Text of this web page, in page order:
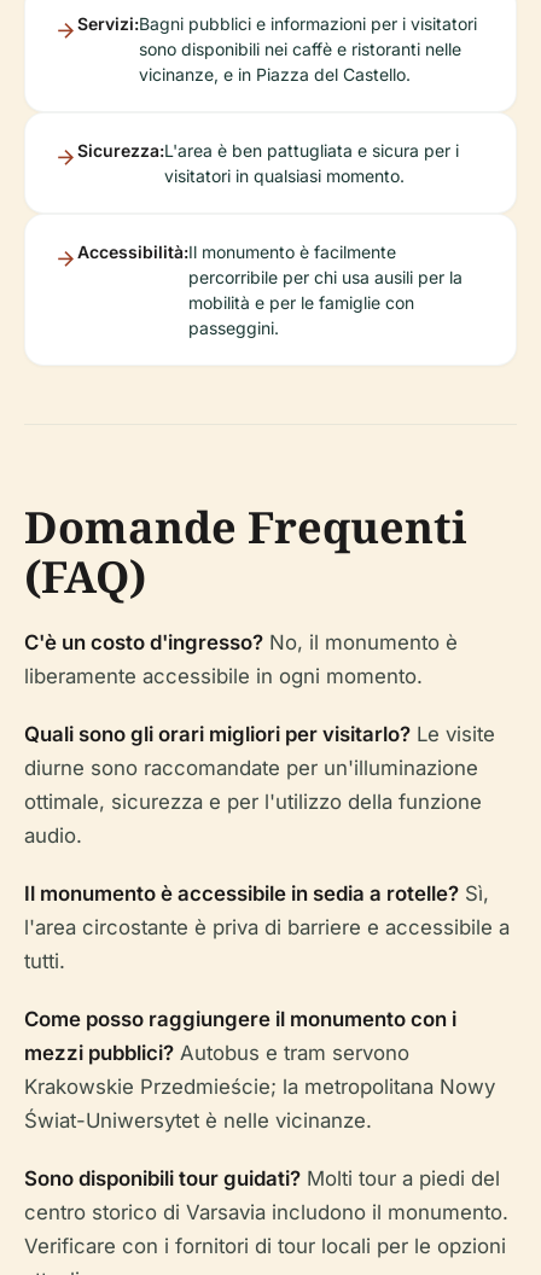
Servizi:Bagni pubblici e informazioni per i visitatori
sono disponibili nei caffè e ristoranti nelle
vicinanze, e in Piazza del Castello.
Sicurezza:L'area è ben pattugliata e sicura per i
visitatori in qualsiasi momento.
Accessibilità:Il monumento è facilmente
percorribile per chi usa ausili per la
mobilità e per le famiglie con
passeggini.
Domande Frequenti
(FAQ)
C'è un costo d'ingresso? No, il monumento è
liberamente accessibile in ogni momento.
Quali sono gli orari migliori per visitarlo? Le visite
diurne sono raccomandate per un'illuminazione
ottimale, sicurezza e per l'utilizzo della funzione
audio.
Il monumento è accessibile in sedia a rotelle? Sì,
l'area circostante è priva di barriere e accessibile a
tutti.
Come posso raggiungere il monumento con i
mezzi pubblici? Autobus e tram servono
Krakowskie Przedmieście; la metropolitana Nowy
Świat-Uniwersytet è nelle vicinanze.
Sono disponibili tour guidati? Molti tour a piedi del
centro storico di Varsavia includono il monumento.
Verificare con i fornitori di tour locali per le opzioni